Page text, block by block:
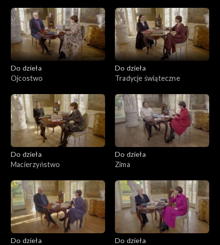
Do dzieła
Ojcostwo
Do dzieła
Tradycje świąteczne
Do dzieła
Macierzyństwo
Do dzieła
Zima
Do dzieła
Do dzieła